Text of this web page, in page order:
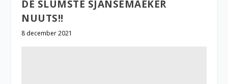
DE SLUMSTE SJANSEMAEKER
NUUTS!!
8 december 2021